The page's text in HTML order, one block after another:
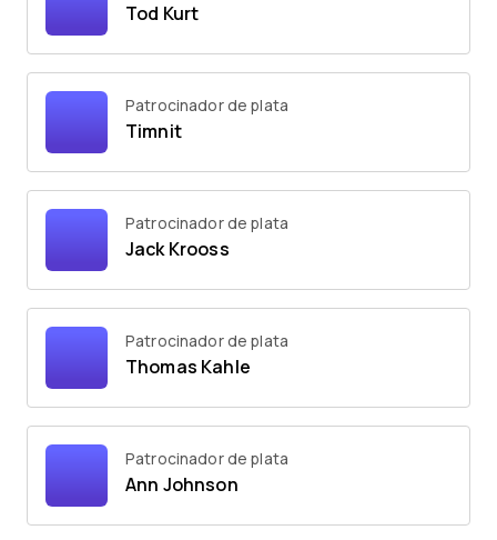
Tod Kurt
Patrocinador de plata
Timnit
Patrocinador de plata
Jack Krooss
Patrocinador de plata
Thomas Kahle
Patrocinador de plata
Ann Johnson